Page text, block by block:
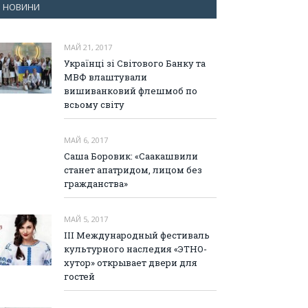
НОВИНИ
МАЙ 21, 2017
Українці зі Світового Банку та
МВФ влаштували
вишиванковий флешмоб по
всьому світу
МАЙ 6, 2017
Саша Боровик: «Саакашвили
станет апатридом, лицом без
гражданства»
МАЙ 5, 2017
III Международный фестиваль
культурного наследия «ЭТНО-
хутор» открывает двери для
гостей